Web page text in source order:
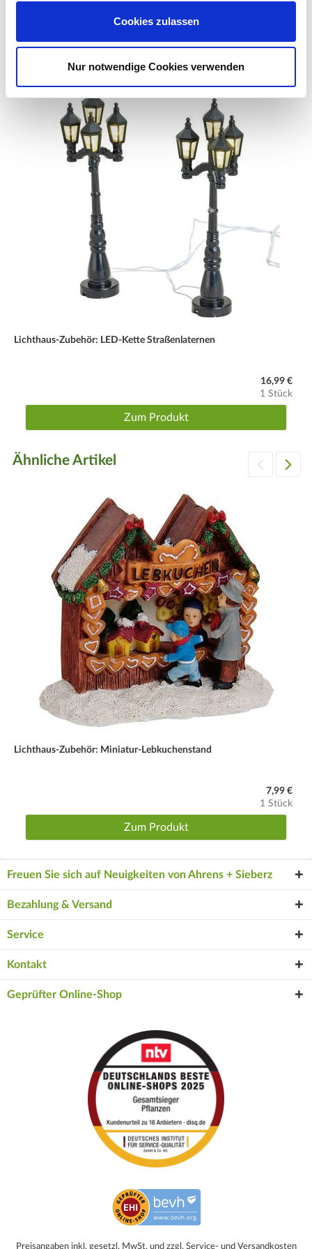
Cookies zulassen
Nur notwendige Cookies verwenden
Zubehör Produkte
Lichthaus-Zubehör: LED-Kette Straßenlaternen
16,99 €
1 Stück
Zum Produkt
Ähnliche Artikel
Lichthaus-Zubehör: Miniatur-Lebkuchenstand
7,99 €
1 Stück
Zum Produkt
Freuen Sie sich auf Neuigkeiten von Ahrens + Sieberz
Bezahlung & Versand
Service
Kontakt
Geprüfter Online-Shop
Preisangaben inkl. gesetzl. MwSt. und zzgl. Service- und Versandkosten